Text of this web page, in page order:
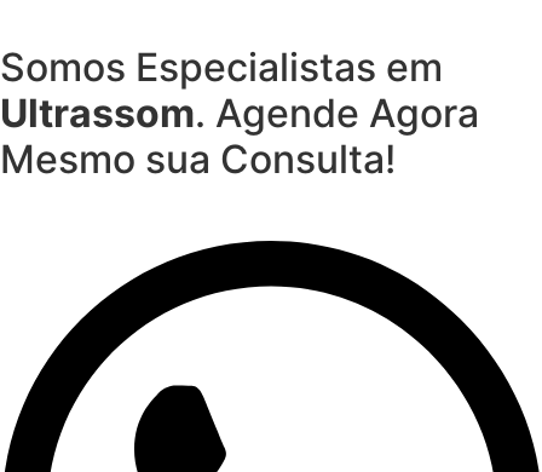
Somos Especialistas em
Ultrassom. Agende Agora
Mesmo sua Consulta!